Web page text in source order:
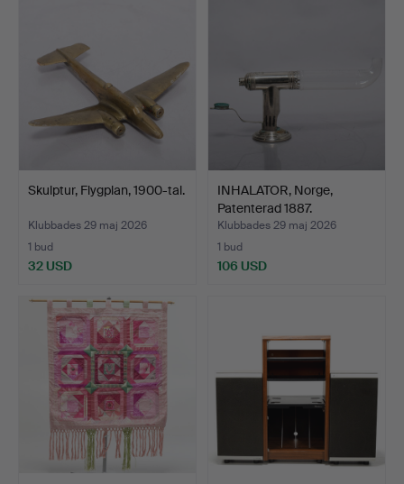
Skulptur, Flygplan, 1900-tal.
Klubbades 29 maj 2026
1 bud
32 USD
INHALATOR, Norge,
Patenterad 1887.
Klubbades 29 maj 2026
1 bud
106 USD